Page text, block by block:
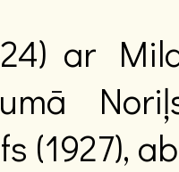
ar
(1927),